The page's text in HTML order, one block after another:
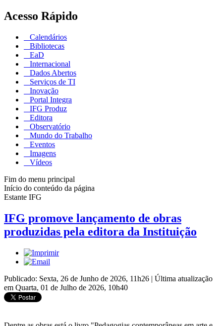
Acesso Rápido
Calendários
Bibliotecas
EaD
Internacional
Dados Abertos
Serviços de TI
Inovação
Portal Integra
IFG Produz
Editora
Observatório
Mundo do Trabalho
Eventos
Imagens
Vídeos
Fim do menu principal
Início do conteúdo da página
Estante IFG
IFG promove lançamento de obras
produzidas pela editora da Instituição
Publicado: Sexta, 26 de Junho de 2026, 11h26 | Última atualização
em Quarta, 01 de Julho de 2026, 10h40